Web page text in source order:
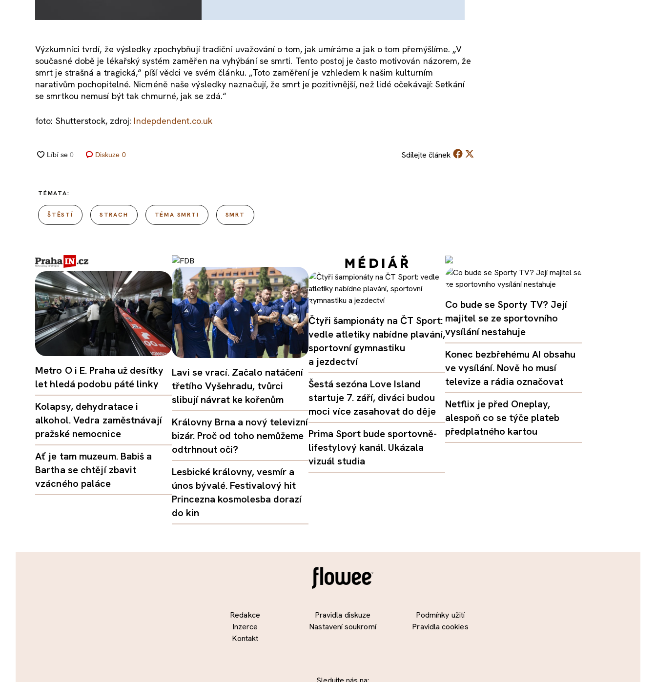
Výzkumníci tvrdí, že výsledky zpochybňují tradiční uvažování o tom, jak umíráme a jak o tom přemýšlíme. „V
současné době je lékařský systém zaměřen na vyhýbání se smrti. Tento postoj je často motivován názorem, že
smrt je strašná a tragická,“ píší vědci ve svém článku. „Toto zaměření je vzhledem k našim kulturním
narativům pochopitelné. Nicméně naše výsledky naznačují, že smrt je pozitivnější, než lidé očekávají: Setkání
se smrtkou nemusí být tak chmurné, jak se zdá.“
foto: Shutterstock, zdroj: Indepdendent.co.uk
Diskuze 0 Sdílejte článek
TÉMATA:
ŠTĚSTÍ STRACH TÉMA SMRTI SMRT
Metro O i E. Praha už desítky
let hledá podobu páté linky
Kolapsy, dehydratace i
alkohol. Vedra zaměstnávají
pražské nemocnice
Ať je tam muzeum. Babiš a
Bartha se chtějí zbavit
vzácného paláce
Lavi se vrací. Začalo natáčení
třetího Vyšehradu, tvůrci
slibují návrat ke kořenům
Královny Brna a nový televizní
bizár. Proč od toho nemůžeme
odtrhnout oči?
Lesbické královny, vesmír a
únos bývalé. Festivalový hit
Princezna kosmolesba dorazí
do kin
Čtyři šampionáty na ČT Sport:
vedle atletiky nabídne plavání,
sportovní gymnastiku
a jezdectví
Šestá sezóna Love Island
startuje 7. září, diváci budou
moci více zasahovat do děje
Prima Sport bude sportovně-
lifestylový kanál. Ukázala
vizuál studia
Co bude se Sporty TV? Její
majitel se ze sportovního
vysílání nestahuje
Konec bezbřehému AI obsahu
ve vysílání. Nově ho musí
televize a rádia označovat
Netflix je před Oneplay,
alespoň co se týče plateb
předplatného kartou
Redakce
Inzerce
Kontakt
Pravidla diskuze
Nastavení soukromí
Podmínky užití
Pravidla cookies